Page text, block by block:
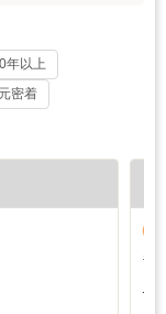
年以上
密着
キ
で